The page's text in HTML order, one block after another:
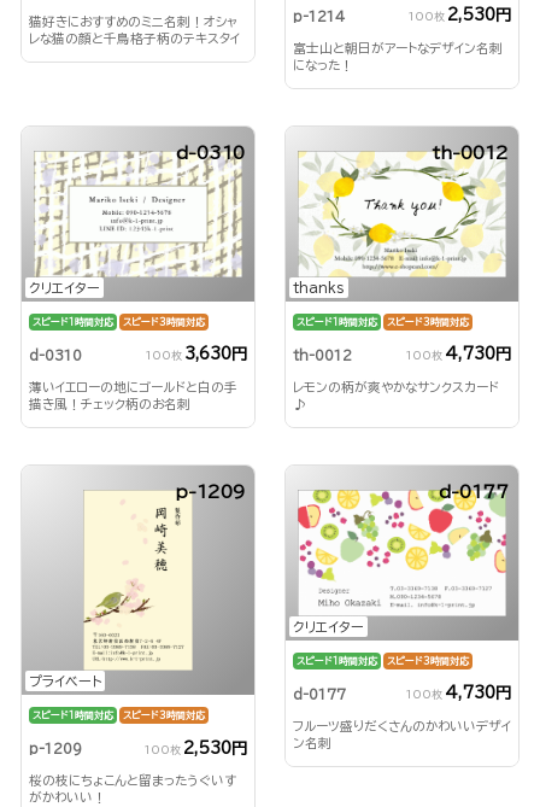
猫好きにおすすめのミニ名刺！オシャ
レな猫の顔と千鳥格子柄のテキスタイ
p-1214 100枚 2,530円
富士山と朝日がアートなデザイン名刺
になった！
クリエイター
d-0310
スピード1時間対応 スピード3時間対応
d-0310 100枚 3,630円
薄いイエローの地にゴールドと白の手
描き風！チェック柄のお名刺
thanks
th-0012
スピード1時間対応 スピード3時間対応
th-0012 100枚 4,730円
レモンの柄が爽やかなサンクスカード
♪
プライベート
p-1209
スピード1時間対応 スピード3時間対応
p-1209 100枚 2,530円
桜の枝にちょこんと留まったうぐいす
がかわいい！
クリエイター
d-0177
スピード1時間対応 スピード3時間対応
d-0177 100枚 4,730円
フルーツ盛りだくさんのかわいいデザイ
ン名刺